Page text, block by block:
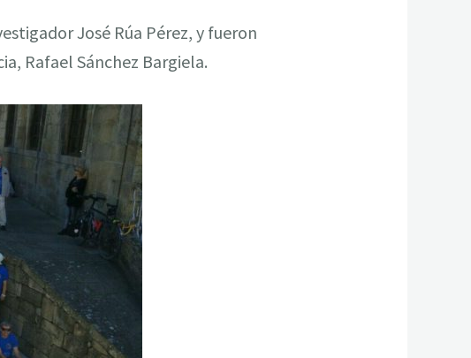
José Rúa Pérez, y fueron
Rafael Sánchez Bargiela.